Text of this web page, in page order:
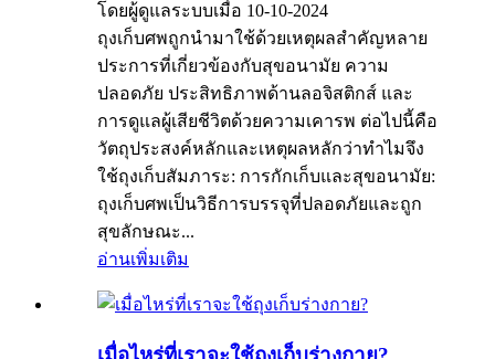
โดยผู้ดูแลระบบเมื่อ 10-10-2024
ถุงเก็บศพถูกนำมาใช้ด้วยเหตุผลสำคัญหลาย
ประการที่เกี่ยวข้องกับสุขอนามัย ความ
ปลอดภัย ประสิทธิภาพด้านลอจิสติกส์ และ
การดูแลผู้เสียชีวิตด้วยความเคารพ ต่อไปนี้คือ
วัตถุประสงค์หลักและเหตุผลหลักว่าทำไมจึง
ใช้ถุงเก็บสัมภาระ: การกักเก็บและสุขอนามัย:
ถุงเก็บศพเป็นวิธีการบรรจุที่ปลอดภัยและถูก
สุขลักษณะ...
อ่านเพิ่มเติม